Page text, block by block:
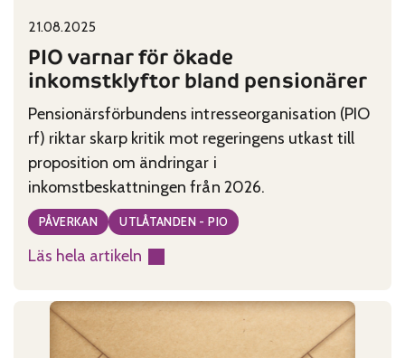
Published on:
21.08.2025
PIO varnar för ökade
inkomstklyftor bland pensionärer
Pensionärsförbundens intresseorganisation (PIO
rf) riktar skarp kritik mot regeringens utkast till
proposition om ändringar i
inkomstbeskattningen från 2026.
Categories:
PÅVERKAN UTLÅTANDEN - PIO
Läs hela artikeln
:
varnar